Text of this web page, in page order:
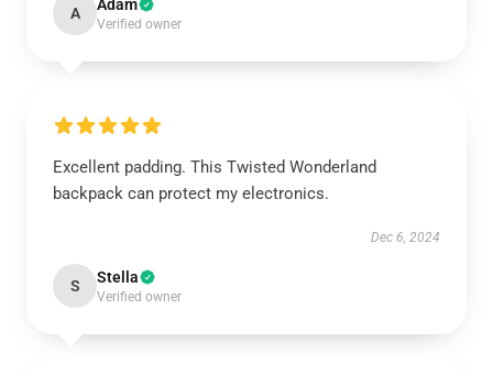
A Adam
Verified owner
Excellent padding. This Twisted Wonderland
backpack can protect my electronics.
Dec 6, 2024
S Stella
Verified owner